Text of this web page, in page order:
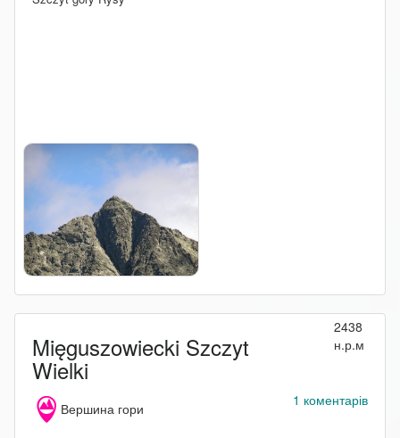
Mięguszowiecki Szczyt
Wielki
2438
н.р.м
Вершина гори
1 коментарів